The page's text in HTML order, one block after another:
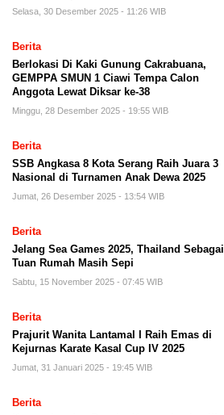
Selasa, 30 Desember 2025 - 11:26 WIB
Berita
Berlokasi Di Kaki Gunung Cakrabuana,
GEMPPA SMUN 1 Ciawi Tempa Calon
Anggota Lewat Diksar ke-38
Minggu, 28 Desember 2025 - 19:55 WIB
Berita
SSB Angkasa 8 Kota Serang Raih Juara 3
Nasional di Turnamen Anak Dewa 2025
Jumat, 26 Desember 2025 - 13:54 WIB
Berita
Jelang Sea Games 2025, Thailand Sebagai
Tuan Rumah Masih Sepi
Sabtu, 15 November 2025 - 07:45 WIB
Berita
Prajurit Wanita Lantamal I Raih Emas di
Kejurnas Karate Kasal Cup IV 2025
Jumat, 31 Januari 2025 - 19:45 WIB
Berita